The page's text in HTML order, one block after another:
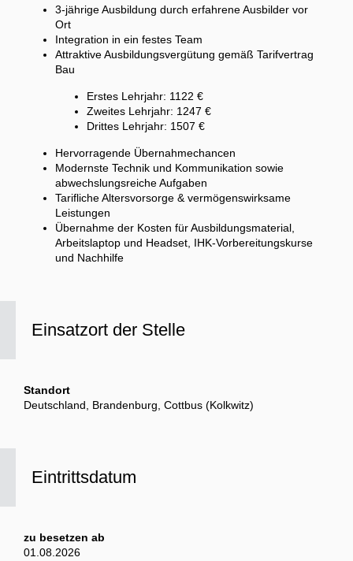
3-jährige Ausbildung durch erfahrene Ausbilder vor
Ort
Integration in ein festes Team
Attraktive Ausbildungsvergütung gemäß Tarifvertrag
Bau
Erstes Lehrjahr: 1122 €
Zweites Lehrjahr: 1247 €
Drittes Lehrjahr: 1507 €
Hervorragende Übernahmechancen
Modernste Technik und Kommunikation sowie
abwechslungsreiche Aufgaben
Tarifliche Altersvorsorge & vermögenswirksame
Leistungen
Übernahme der Kosten für Ausbildungsmaterial,
Arbeitslaptop und Headset, IHK-Vorbereitungskurse
und Nachhilfe
Einsatzort der Stelle
Standort
Deutschland, Brandenburg, Cottbus (Kolkwitz)
Eintrittsdatum
zu besetzen ab
01.08.2026